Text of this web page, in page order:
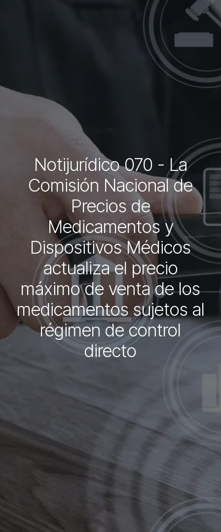
Notijurídico 070 - La
Comisión Nacional de
Precios de
Medicamentos y
Dispositivos Médicos
actualiza el precio
máximo de venta de los
medicamentos sujetos al
régimen de control
directo